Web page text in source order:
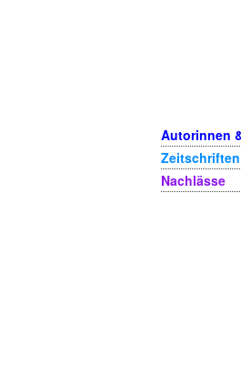
Autorinnen
Zeitschriften
Nachlässe